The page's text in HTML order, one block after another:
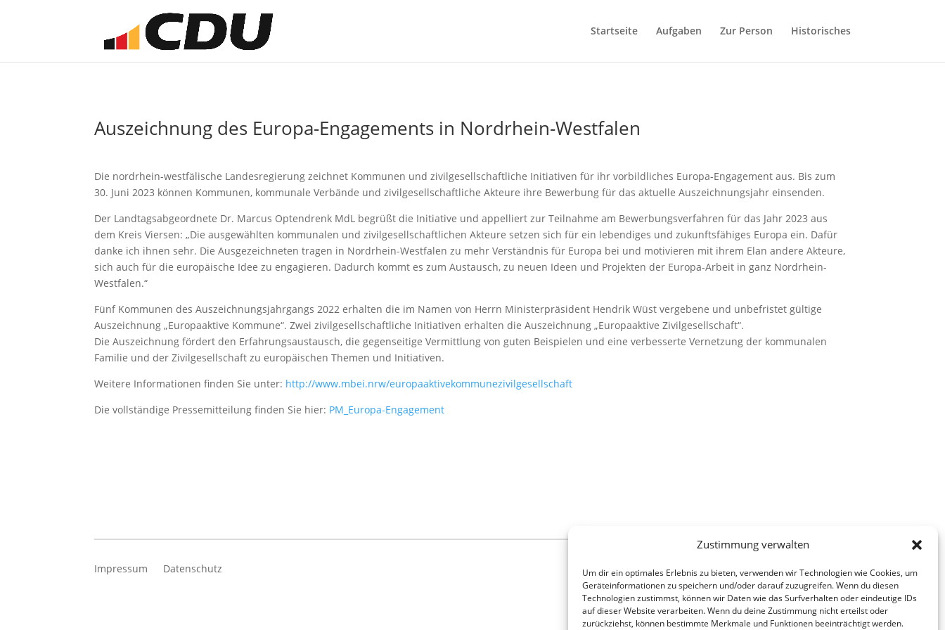
Zustimmung verwalten
Um dir ein optimales Erlebnis zu bieten, verwenden wir Technologien wie Cookies, um
Geräteinformationen zu speichern und/oder darauf zuzugreifen. Wenn du diesen
Technologien zustimmst, können wir Daten wie das Surfverhalten oder eindeutige IDs
auf dieser Website verarbeiten. Wenn du deine Zustimmung nicht erteilst oder
zurückziehst, können bestimmte Merkmale und Funktionen beeinträchtigt werden.
Startseite Aufgaben Zur Person Historisches
Auszeichnung des Europa-Engagements in Nordrhein-Westfalen
Die nordrhein-westfälische Landesregierung zeichnet Kommunen und zivilgesellschaftliche Initiativen für ihr vorbildliches Europa-Engagement aus. Bis zum
30. Juni 2023 können Kommunen, kommunale Verbände und zivilgesellschaftliche Akteure ihre Bewerbung für das aktuelle Auszeichnungsjahr einsenden.
Der Landtagsabgeordnete Dr. Marcus Optendrenk MdL begrüßt die Initiative und appelliert zur Teilnahme am Bewerbungsverfahren für das Jahr 2023 aus
dem Kreis Viersen: „Die ausgewählten kommunalen und zivilgesellschaftlichen Akteure setzen sich für ein lebendiges und zukunftsfähiges Europa ein. Dafür
danke ich ihnen sehr. Die Ausgezeichneten tragen in Nordrhein-Westfalen zu mehr Verständnis für Europa bei und motivieren mit ihrem Elan andere Akteure,
sich auch für die europäische Idee zu engagieren. Dadurch kommt es zum Austausch, zu neuen Ideen und Projekten der Europa-Arbeit in ganz Nordrhein-
Westfalen.“
Fünf Kommunen des Auszeichnungsjahrgangs 2022 erhalten die im Namen von Herrn Ministerpräsident Hendrik Wüst vergebene und unbefristet gültige
Auszeichnung „Europaaktive Kommune“. Zwei zivilgesellschaftliche Initiativen erhalten die Auszeichnung „Europaaktive Zivilgesellschaft“.
Die Auszeichnung fördert den Erfahrungsaustausch, die gegenseitige Vermittlung von guten Beispielen und eine verbesserte Vernetzung der kommunalen
Familie und der Zivilgesellschaft zu europäischen Themen und Initiativen.
Weitere Informationen finden Sie unter: http://www.mbei.nrw/europaaktivekommunezivilgesellschaft
Die vollständige Pressemitteilung finden Sie hier: PM_Europa-Engagement
Impressum Datenschutz